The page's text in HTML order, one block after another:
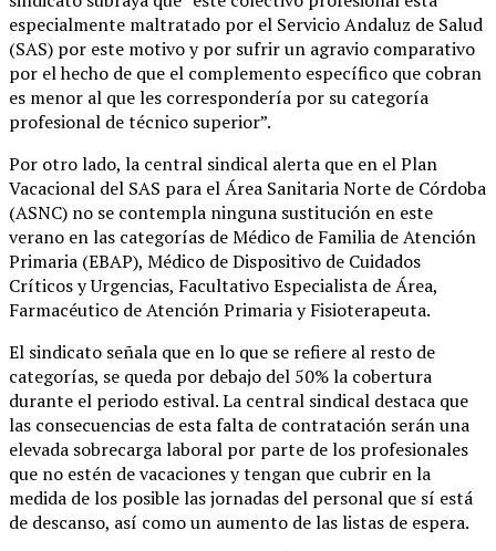
especialmente maltratado por el Servicio Andaluz de Salud
(SAS) por este motivo y por sufrir un agravio comparativo
por el hecho de que el complemento específico que cobran
es menor al que les correspondería por su categoría
profesional de técnico superior”.
Por otro lado, la central sindical alerta que en el Plan
Vacacional del SAS para el Área Sanitaria Norte de Córdoba
(ASNC) no se contempla ninguna sustitución en este
verano en las categorías de Médico de Familia de Atención
Primaria (EBAP), Médico de Dispositivo de Cuidados
Críticos y Urgencias, Facultativo Especialista de Área,
Farmacéutico de Atención Primaria y Fisioterapeuta.
El sindicato señala que en lo que se refiere al resto de
categorías, se queda por debajo del 50% la cobertura
durante el periodo estival. La central sindical destaca que
las consecuencias de esta falta de contratación serán una
elevada sobrecarga laboral por parte de los profesionales
que no estén de vacaciones y tengan que cubrir en la
medida de los posible las jornadas del personal que sí está
de descanso, así como un aumento de las listas de espera.